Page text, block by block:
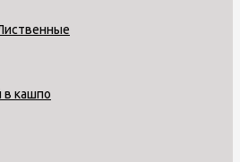
в кашпо